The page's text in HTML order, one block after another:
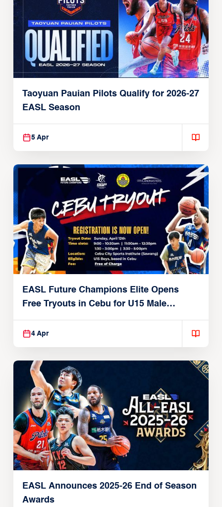
Taoyuan Pauian Pilots Qualify for 2026-27
EASL Season
5 Apr
EASL Future Champions Elite Opens
Free Tryouts in Cebu for U15 Male
Players
4 Apr
EASL Announces 2025-26 End of Season
Awards